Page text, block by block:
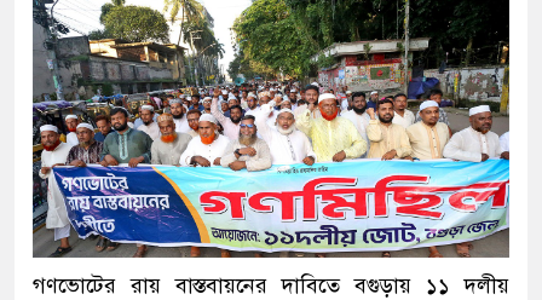
গণভোটের রায় বাস্তবায়নের দাবিতে বগুড়ায় ১১ দলীয়